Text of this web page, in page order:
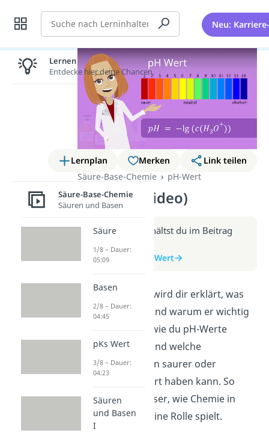
Suche Neu:
Lernplan Merken
Link teilen
Säure-Base-Chemie
pH-Wert
pH Wert (Video)
Weitere Infos erhältst du im Beitrag
zum Video
zum Beitrag: pH Wert
In diesem Video wird dir erklärt, was
der pH Wert ist und warum er wichtig
ist. Du erfährst, wie du pH-Werte
messen kannst und welche
Auswirkungen ein saurer oder
basischer pH-Wert haben kann. So
verstehst du besser, wie Chemie in
unserem Alltag eine Rolle spielt.
Lernen lohnt sich!
Entdecke hier deine Chancen.
Säure-Base-Chemie
Säuren und Basen
Säure
1/8 – Dauer:
05:09
Basen
2/8 – Dauer:
04:45
pKs Wert
3/8 – Dauer:
04:23
Säuren
und Basen
I